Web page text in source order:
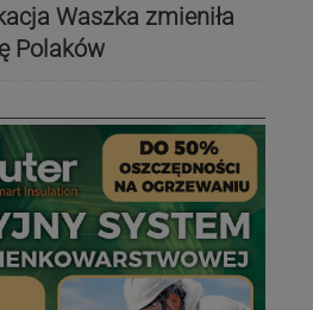
Waszka zmieniła
Polaków